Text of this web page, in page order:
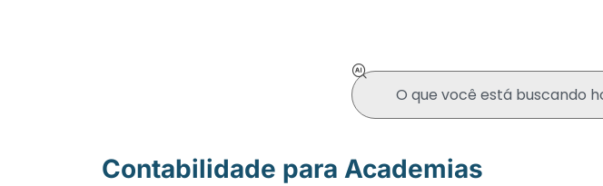
Contabilidade para Academias